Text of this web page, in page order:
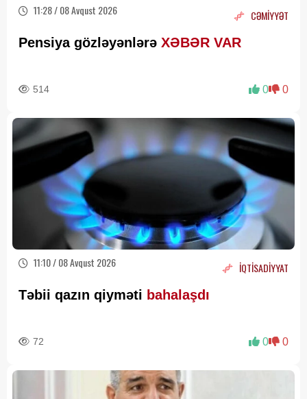
11:28 / 08 Avqust 2026 CƏMİYYƏT
Pensiya gözləyənlərə XƏBƏR VAR
514 0 0
11:10 / 08 Avqust 2026 İQTİSADİYYAT
Təbii qazın qiyməti bahalaşdı
72 0 0